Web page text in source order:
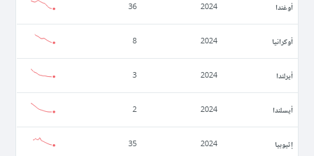
أوغندا 2024
36
أوكرانيا 2024
8
أيرلندا 2024
3
أيسلندا 2024
2
إثيوبيا 2024
35